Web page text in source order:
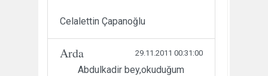
Celalettin Çapanoğlu
Arda 29.11.2011 00:31:00
Abdulkadir bey,okuduğum